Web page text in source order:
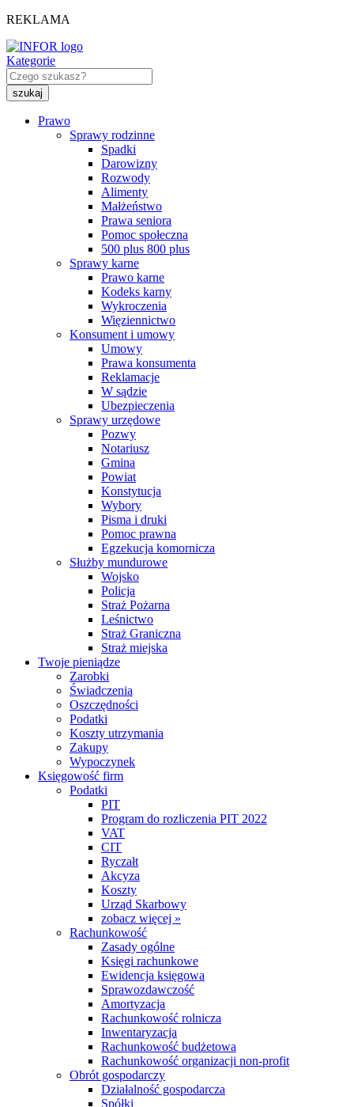
REKLAMA
Kategorie
Prawo
Sprawy rodzinne
Spadki
Darowizny
Rozwody
Alimenty
Małżeństwo
Prawa seniora
Pomoc społeczna
500 plus 800 plus
Sprawy karne
Prawo karne
Kodeks karny
Wykroczenia
Więziennictwo
Konsument i umowy
Umowy
Prawa konsumenta
Reklamacje
W sądzie
Ubezpieczenia
Sprawy urzędowe
Pozwy
Notariusz
Gmina
Powiat
Konstytucja
Wybory
Pisma i druki
Pomoc prawna
Egzekucja komornicza
Służby mundurowe
Wojsko
Policja
Straż Pożarna
Leśnictwo
Straż Graniczna
Straż miejska
Twoje pieniądze
Zarobki
Świadczenia
Oszczędności
Podatki
Koszty utrzymania
Zakupy
Wypoczynek
Księgowość firm
Podatki
PIT
Program do rozliczenia PIT 2022
VAT
CIT
Ryczałt
Akcyza
Koszty
Urząd Skarbowy
zobacz więcej »
Rachunkowość
Zasady ogólne
Księgi rachunkowe
Ewidencja księgowa
Sprawozdawczość
Amortyzacja
Rachunkowość rolnicza
Inwentaryzacja
Rachunkowość budżetowa
Rachunkowość organizacji non-profit
Obrót gospodarczy
Działalność gospodarcza
Spółki